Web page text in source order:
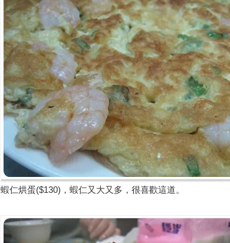
蝦仁烘蛋($130)，蝦仁又大又多，很喜歡這道。